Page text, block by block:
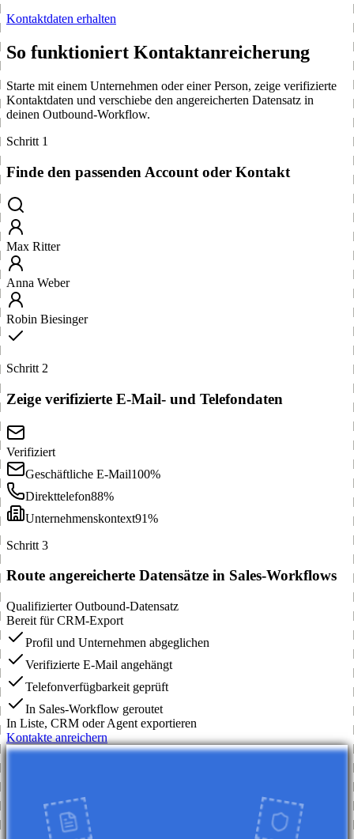
Kontaktdaten erhalten
So funktioniert Kontaktanreicherung
Starte mit einem Unternehmen oder einer Person, zeige verifizierte
Kontaktdaten und verschiebe den angereicherten Datensatz in
deinen Outbound-Workflow.
Schritt 1
Finde den passenden Account oder Kontakt
Max Ritter
Anna Weber
Robin Biesinger
Schritt 2
Zeige verifizierte E-Mail- und Telefondaten
Verifiziert
Geschäftliche E-Mail100%
Direkttelefon88%
Unternehmenskontext91%
Schritt 3
Route angereicherte Datensätze in Sales-Workflows
Qualifizierter Outbound-Datensatz
Bereit für CRM-Export
Profil und Unternehmen abgeglichen
Verifizierte E-Mail angehängt
Telefonverfügbarkeit geprüft
In Sales-Workflow geroutet
In Liste, CRM oder Agent exportieren
Kontakte anreichern